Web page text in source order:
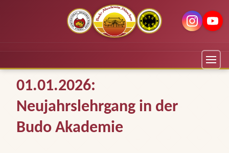
01.01.2026:
Neujahrslehrgang in der
Budo Akademie